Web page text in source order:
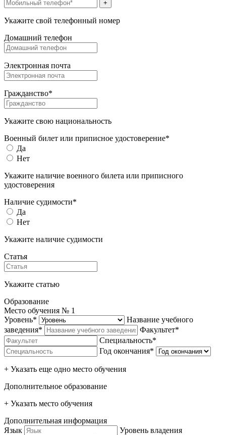
+
Укажите свой телефонный номер
Домашний телефон
Электронная почта
Гражданство*
Укажите свою национальность
Военный билет или приписное удостоверение*
Да
Нет
Укажите наличие военного билета или приписного
удостоверения
Наличие судимости*
Да
Нет
Укажите наличие судимости
Статья
Укажите статью
Образование
Место обучения № 1
Уровень*
Название учебного
заведения*
Факультет*
Специальность*
Год окончания*
+ Указать еще одно место обучения
Дополнительное образование
+ Указать место обучения
Дополнительная информация
Язык
Уровень владения